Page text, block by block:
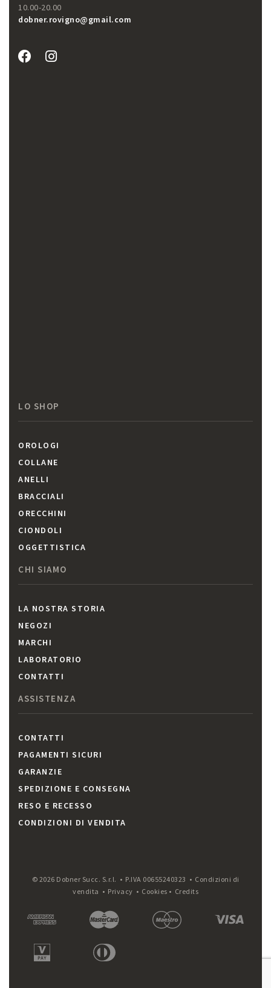
10.00-20.00
dobner.rovigno@gmail.com
LO SHOP
OROLOGI
COLLANE
ANELLI
BRACCIALI
ORECCHINI
CIONDOLI
OGGETTISTICA
CHI SIAMO
LA NOSTRA STORIA
NEGOZI
MARCHI
LABORATORIO
CONTATTI
ASSISTENZA
CONTATTI
PAGAMENTI SICURI
GARANZIE
SPEDIZIONE E CONSEGNA
RESO E RECESSO
CONDIZIONI DI VENDITA
© 2026 Dobner Succ. S.r.l. • P.IVA 00655240323 • Condizioni di
vendita • Privacy • Cookies • Credits